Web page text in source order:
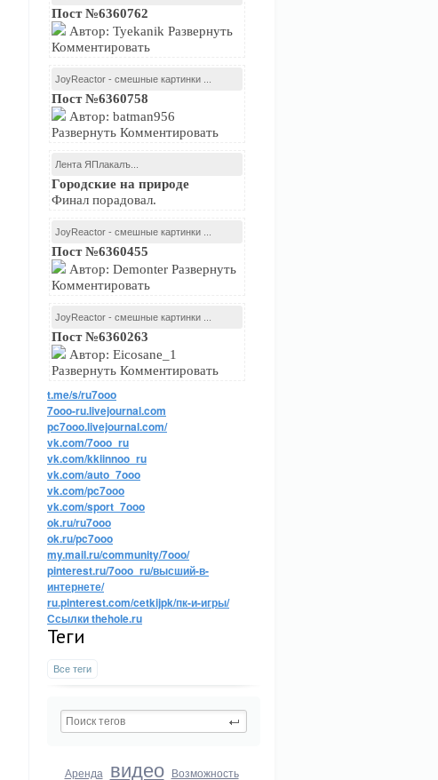
Пост №6360762
Автор: Tyekanik Развернуть
Комментировать
JoyReactor - смешные картинки ...
Пост №6360758
Автор: batman956
Развернуть Комментировать
Лента ЯПлакалъ...
Городские на природе
Финал порадовал.
JoyReactor - смешные картинки ...
Пост №6360455
Автор: Demonter Развернуть
Комментировать
JoyReactor - смешные картинки ...
Пост №6360263
Автор: Eicosane_1
Развернуть Комментировать
t.me/s/ru7ooo
7ooo-ru.livejournal.com
pc7ooo.livejournal.com/
vk.com/7ooo_ru
vk.com/kkiinnoo_ru
vk.com/auto_7ooo
vk.com/pc7ooo
vk.com/sport_7ooo
ok.ru/ru7ooo
ok.ru/pc7ooo
my.mail.ru/community/7ooo/
pinterest.ru/7ooo_ru/высший-в-
интернете/
ru.pinterest.com/cetkijpk/пк-и-игры/
Ссылки thehole.ru
Теги
Все теги
Аренда видео Возможность